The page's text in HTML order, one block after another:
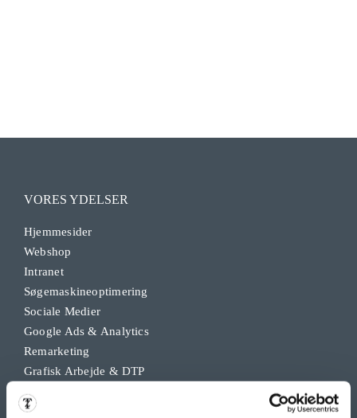
VORES YDELSER
Hjemmesider
Webshop
Intranet
Søgemaskineoptimering
Sociale Medier
Google Ads & Analytics
Remarketing
Grafisk Arbejde & DTP
Backup